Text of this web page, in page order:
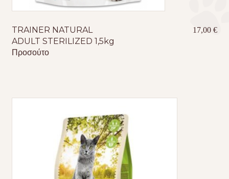
TRAINER NATURAL
ADULT STERILIZED 1,5kg
Προσούτο
17,00€